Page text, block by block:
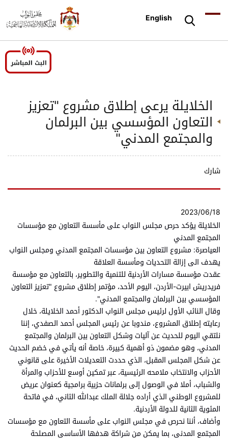
English
الخلايلة يرعى إطلاق مشروع "تعزيز
التعاون المؤسسي بين البرلمان
والمجتمع المدني"
شارك
2023/06/18
الخلايلة يؤكد حرص مجلس النواب على مأسسة التعاون مع مؤسسات
المجتمع المدني
العياصرة: مشروع التعاون بين مؤسسات المجتمع المدني ومجلس النواب
يهدف الى إزالة التحديات ومأسسة العلاقة
عقدت مؤسسة مسارات الأردنية للتنمية والتطوير، بالتعاون مع مؤسسة
فريدريش ابيرت-الأردن، اليوم الأحد، مؤتمر إطلاق مشروع "تعزيز التعاون
المؤسسي بين البرلمان والمجتمع المدني".
وقال النائب الأول لرئيس مجلس النواب الدكتور أحمد الخلايلة، خلال
رعايته إطلاق المشروع، مندوبا عن رئيس المجلس أحمد الصفدي، إننا
نلتقي اليوم للحديث عن آليات وشكل التعاون بين البرلمان والمجتمع
المدني، وهو مضمون ذو أهمية كبيرة، خاصة أنه يأتي في خضم الحديث
عن شكل المجلس المقبل، الذي حددت التعديلات الأخيرة على قانوني
الأحزاب والانتخاب ملامحه الرئيسية، عبر تمكين أوسع للأحزاب والمرأة
والشباب، أملا في الوصول إلى برلمانات حزبية برامجية كعنوان عريض
للمشروع الوطني الذي أراده جلالة الملك عبدالله الثاني، في فاتحة
المئوية الثانية للدولة الأردنية.
وأضاف، أننا نحرص في مجلس النواب على مأسسة التعاون مع مؤسسات
المجتمع المدني، بما يمكن من شراكة هدفها الأساسي المصلحة